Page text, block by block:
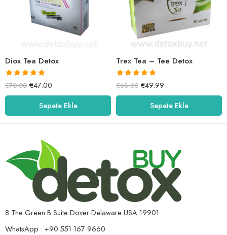
Diox Tea Detox
5 üzerinden
5.00oy aldı
€70.00 €47.00
Sepete Ekle
Trex Tea – Tee Detox
5 üzerinden
5.00oy aldı
€68.00 €49.99
Sepete Ekle
8 The Green B Suite Dover Delaware USA 19901
WhatsApp : +90 551 167 9660